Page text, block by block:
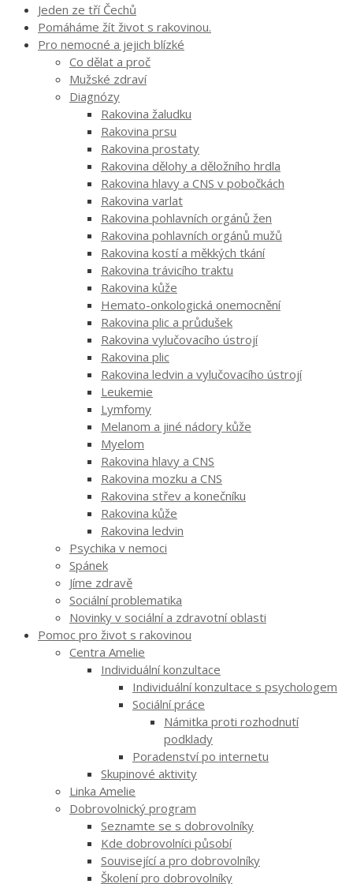
Jeden ze tří Čechů
Pomáháme žít život s rakovinou.
Pro nemocné a jejich blízké
Co dělat a proč
Mužské zdraví
Diagnózy
Rakovina žaludku
Rakovina prsu
Rakovina prostaty
Rakovina dělohy a děložního hrdla
Rakovina hlavy a CNS v pobočkách
Rakovina varlat
Rakovina pohlavních orgánů žen
Rakovina pohlavních orgánů mužů
Rakovina kostí a měkkých tkání
Rakovina trávicího traktu
Rakovina kůže
Hemato-onkologická onemocnění
Rakovina plic a průdušek
Rakovina vylučovacího ústrojí
Rakovina plic
Rakovina ledvin a vylučovacího ústrojí
Leukemie
Lymfomy
Melanom a jiné nádory kůže
Myelom
Rakovina hlavy a CNS
Rakovina mozku a CNS
Rakovina střev a konečníku
Rakovina kůže
Rakovina ledvin
Psychika v nemoci
Spánek
Jíme zdravě
Sociální problematika
Novinky v sociální a zdravotní oblasti
Pomoc pro život s rakovinou
Centra Amelie
Individuální konzultace
Individuální konzultace s psychologem
Sociální práce
Námitka proti rozhodnutí
podklady
Poradenství po internetu
Skupinové aktivity
Linka Amelie
Dobrovolnický program
Seznamte se s dobrovolníky
Kde dobrovolníci působí
Související a pro dobrovolníky
Školení pro dobrovolníky